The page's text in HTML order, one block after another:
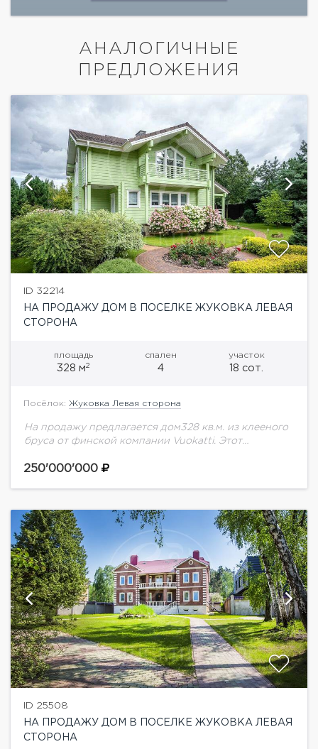
АНАЛОГИЧНЫЕ
ПРЕДЛОЖЕНИЯ
ID 32214
НА ПРОДАЖУ ДОМ В ПОСЕЛКЕ ЖУКОВКА ЛЕВАЯ
СТОРОНА
площадь
328 м2
спален
4
участок
18 сот.
Посёлок: Жуковка Левая сторона
На продажу предлагается дом328 кв.м. из клееного
бруса от финской компании Vuokatti. Этот
природную теплоту натурального дерева, создавая...
250'000'000
ID 25508
НА ПРОДАЖУ ДОМ В ПОСЕЛКЕ ЖУКОВКА ЛЕВАЯ
СТОРОНА